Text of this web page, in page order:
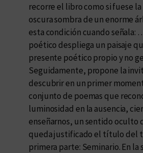
recorre el libro como si fuese
oscura sombra de un enorme
esta condición cuando señala:
poético despliega un paisaje
presente poético propio y no
Seguidamente, propone la
descubrir en un primer
conjunto de poemas que
luminosidad en la ausencia,
enseñarnos, un sentido oculto
queda justificado el título del
primera parte: Seminario. En la